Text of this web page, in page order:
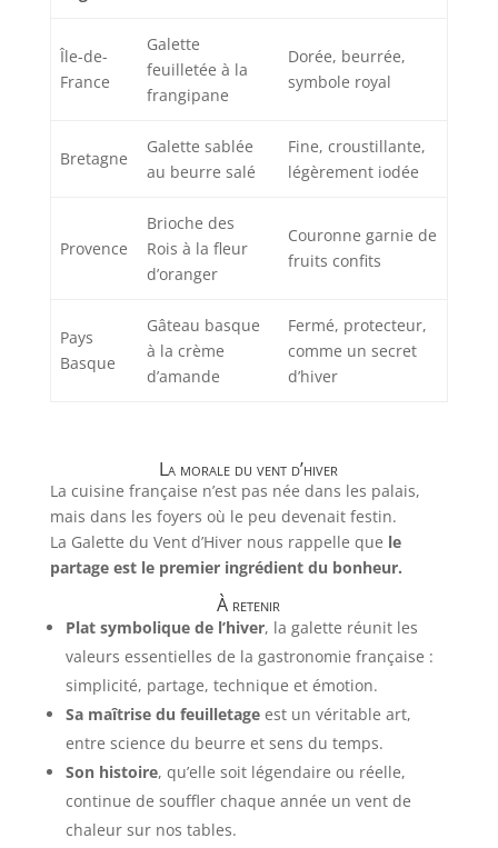
Île-de-
France
Galette
feuilletée à la
frangipane
Dorée, beurrée,
symbole royal
Bretagne
Galette sablée
au beurre salé
Fine, croustillante,
légèrement iodée
Provence
Brioche des
Rois à la fleur
d’oranger
Couronne garnie de
fruits confits
Pays
Basque
Gâteau basque
à la crème
d’amande
Fermé, protecteur,
comme un secret
d’hiver
La morale du vent d’hiver
La cuisine française n’est pas née dans les palais,
mais dans les foyers où le peu devenait festin.
La Galette du Vent d’Hiver nous rappelle que le
partage est le premier ingrédient du bonheur.
À retenir
Plat symbolique de l’hiver, la galette réunit les
valeurs essentielles de la gastronomie française :
simplicité, partage, technique et émotion.
Sa maîtrise du feuilletageest un véritable art,
entre science du beurre et sens du temps.
Son histoire, qu’elle soit légendaire ou réelle,
continue de souffler chaque année un vent de
chaleur sur nos tables.